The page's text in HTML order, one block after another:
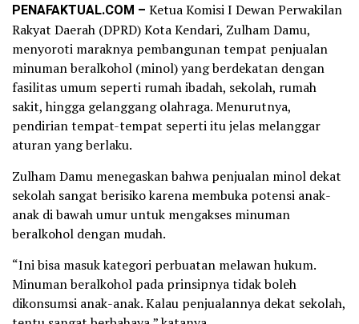
PENAFAKTUAL.COM – Ketua Komisi I Dewan Perwakilan
Rakyat Daerah (DPRD) Kota Kendari, Zulham Damu,
menyoroti maraknya pembangunan tempat penjualan
minuman beralkohol (minol) yang berdekatan dengan
fasilitas umum seperti rumah ibadah, sekolah, rumah
sakit, hingga gelanggang olahraga. Menurutnya,
pendirian tempat-tempat seperti itu jelas melanggar
aturan yang berlaku.
Zulham Damu menegaskan bahwa penjualan minol dekat
sekolah sangat berisiko karena membuka potensi anak-
anak di bawah umur untuk mengakses minuman
beralkohol dengan mudah.
“Ini bisa masuk kategori perbuatan melawan hukum.
Minuman beralkohol pada prinsipnya tidak boleh
dikonsumsi anak-anak. Kalau penjualannya dekat sekolah,